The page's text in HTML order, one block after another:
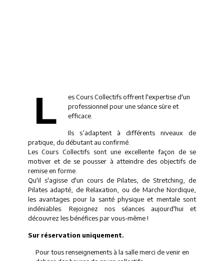
L
es Cours Collectifs offrent l'expertise d'un
professionnel pour une séance sûre et
efficace.
Ils s’adaptent à différents niveaux de
pratique, du débutant au confirmé.
Les Cours Collectifs sont une excellente façon de se
motiver et de se pousser à atteindre des objectifs de
remise en forme.
Qu'il s'agisse d'un cours de Pilates, de Stretching, de
Pilates adapté, de Relaxation, ou de Marche Nordique,
les avantages pour la santé physique et mentale sont
indéniables. Rejoignez nos séances aujourd'hui et
découvrez les bénéfices par vous-même !
Sur réservation uniquement.
Pour tous renseignements à la salle merci de venir en